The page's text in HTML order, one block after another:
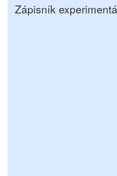
Zápisník